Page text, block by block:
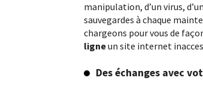
manipulation, d’un virus,
sauvegardes à chaque
chargeons pour vous de
ligneun site internet
Des échanges avec